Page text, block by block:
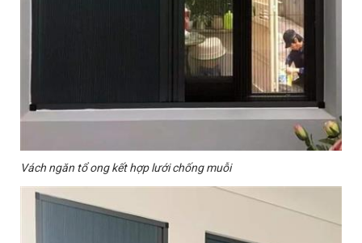
Vách ngăn tổ ong kết hợp lưới chống muỗi